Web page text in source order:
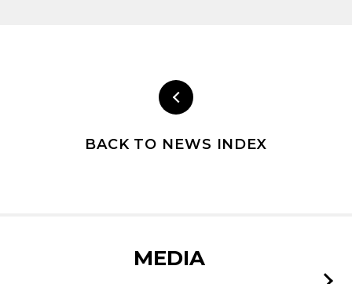
BACK TO NEWS INDEX
MEDIA